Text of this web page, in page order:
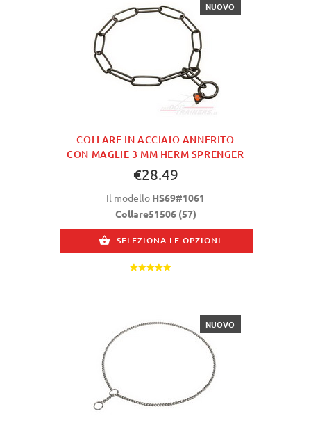
COLLARE IN ACCIAIO ANNERITO
CON MAGLIE 3 MM HERM SPRENGER
NUOVO
€28.49
Il modello HS69#1061
Collare51506 (57)
SELEZIONA LE OPZIONI
NUOVO